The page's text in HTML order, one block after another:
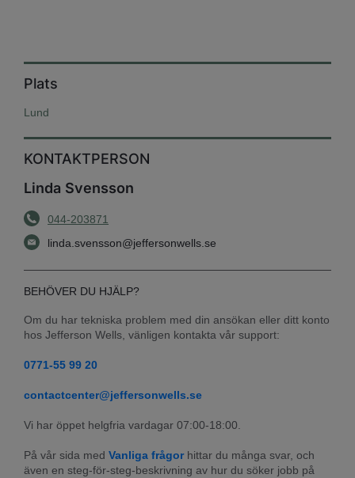
Plats
Lund
KONTAKTPERSON
Linda Svensson
044-203871
linda.svensson@jeffersonwells.se
BEHÖVER DU HJÄLP?
Om du har tekniska problem med din ansökan eller ditt konto
hos Jefferson Wells, vänligen kontakta vår support:
0771-55 99 20
contactcenter@jeffersonwells.se
Vi har öppet helgfria vardagar 07:00-18:00.
På vår sida med Vanliga frågor hittar du många svar, och
även en steg-för-steg-beskrivning av hur du söker jobb på